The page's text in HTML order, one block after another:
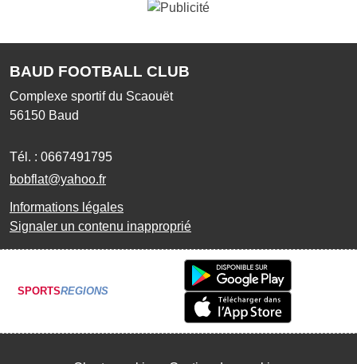
BAUD FOOTBALL CLUB
Complexe sportif du Scaouët
56150 Baud
Tél. : 0667491795
bobflat@yahoo.fr
Informations légales
Signaler un contenu inapproprié
SPORTSREGIONS